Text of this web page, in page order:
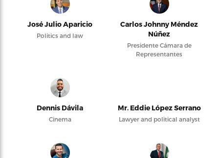
José Julio Aparicio
Politics and law
Carlos Johnny Méndez
Núñez
Presidente Cámara de
Representantes
Dennis Dávila
Cinema
Mr. Eddie López Serrano
Lawyer and political analyst